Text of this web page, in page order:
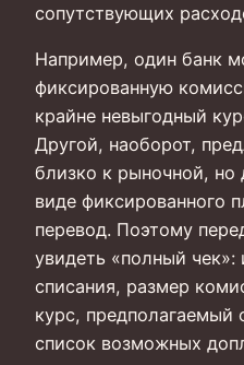
сопутствующих
Например, один банк
фиксированную
крайне невыгодный
Другой, наоборот,
близко к рыночной, но
виде фиксированного
перевод. Поэтому
увидеть «полный
списания, размер
курс, предполагаемый
список возможных